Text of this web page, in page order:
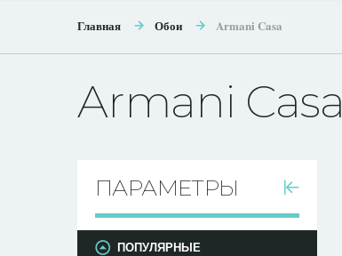
Главная Обои Armani Casa
Armani Casa
ПАРАМЕТРЫ
ПОПУЛЯРНЫЕ